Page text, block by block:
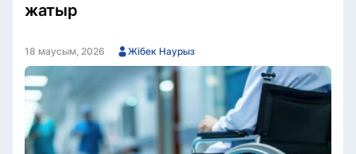
жатыр
18 маусым, 2026 Жібек Наурыз